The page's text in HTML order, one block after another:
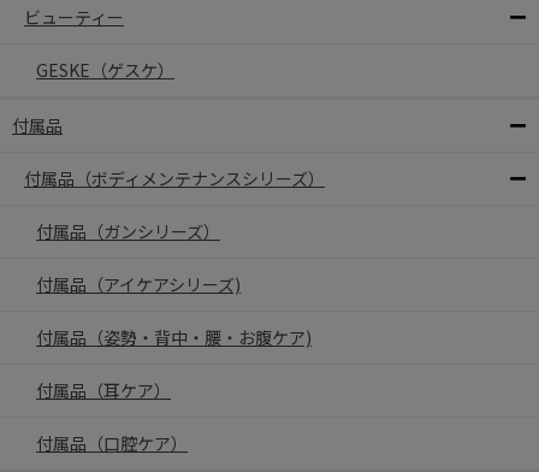
ビューティー
GESKE（ゲスケ）
付属品
付属品（ボディメンテナンスシリーズ）
付属品（ガンシリーズ）
付属品（アイケアシリーズ)
付属品（姿勢・背中・腰・お腹ケア)
付属品（耳ケア）
付属品（口腔ケア）